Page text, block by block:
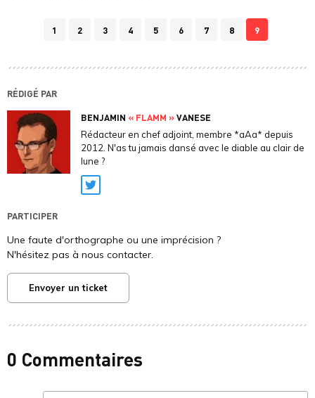
1 2 3 4 5 6 7 8 9
RÉDIGÉ PAR
BENJAMIN « FLAMM »VANESE
Rédacteur en chef adjoint, membre *aAa* depuis
2012. N'as tu jamais dansé avec le diable au clair de
lune ?
Twitter
PARTICIPER
Une faute d'orthographe ou une imprécision ?
N'hésitez pas à nous contacter.
Envoyer un ticket
0 Commentaires